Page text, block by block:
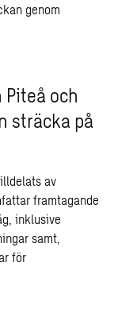
genom
och
sträcka på
av
framtagande
inklusive
samt,
för